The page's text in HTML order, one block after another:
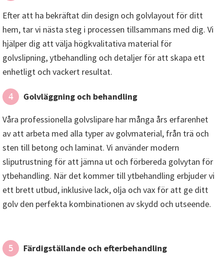
Efter att ha bekräftat din design och golvlayout för ditt
hem, tar vi nästa steg i processen tillsammans med dig. Vi
hjälper dig att välja högkvalitativa material för
golvslipning, ytbehandling och detaljer för att skapa ett
enhetligt och vackert resultat.
4 Golvläggning och behandling
Våra professionella golvslipare har många års erfarenhet
av att arbeta med alla typer av golvmaterial, från trä och
sten till betong och laminat. Vi använder modern
sliputrustning för att jämna ut och förbereda golvytan för
ytbehandling. När det kommer till ytbehandling erbjuder vi
ett brett utbud, inklusive lack, olja och vax för att ge ditt
golv den perfekta kombinationen av skydd och utseende.
5 Färdigställande och efterbehandling